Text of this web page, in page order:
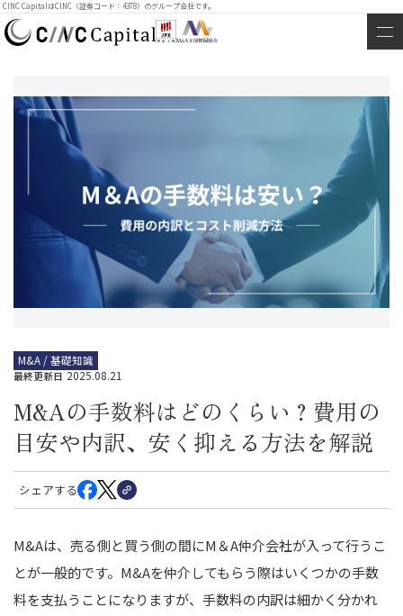
CINC CapitalはCINC（証券コード：4378）のグループ会社です。
M&A / 基礎知識
最終更新日 2025.08.21
M&Aの手数料はどのくらい？費用の
目安や内訳、安く抑える方法を解説
シェアする
M&Aは、売る側と買う側の間にM＆A仲介会社が入って行うこ
とが一般的です。M&Aを仲介してもらう際はいくつかの手数
料を支払うことになりますが、手数料の内訳は細かく分かれ